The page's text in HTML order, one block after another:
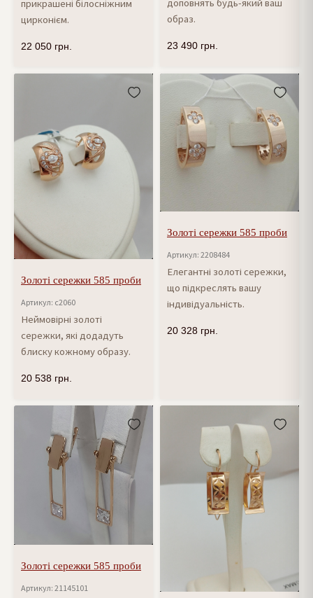
прикрашені білосніжним
цирконієм.
22 050 грн.
доповнять будь-який ваш
образ.
23 490 грн.
Золоті сережки 585 проби
Артикул: с2060
Неймовірні золоті
сережки, які додадуть
блиску кожному образу.
20 538 грн.
Золоті сережки 585 проби
Артикул: 2208484
Елегантні золоті сережки,
що підкреслять вашу
індивідуальність.
20 328 грн.
Золоті сережки 585 проби
Артикул: 21145101